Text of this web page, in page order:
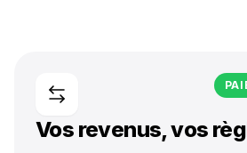
Vos revenus, vos